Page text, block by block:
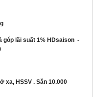
góp lãi suất 1% HDsaison -
xa, HSSV . Săn 10.000